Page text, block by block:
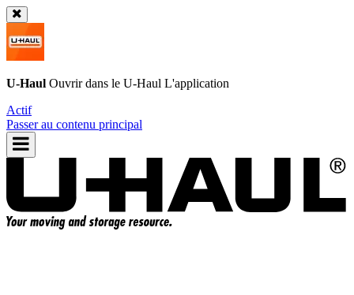
U-Haul Ouvrir dans le U-Haul L'application
Actif
Passer au contenu principal